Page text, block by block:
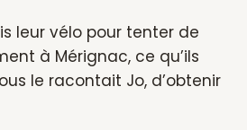
leur vélo pour tenter de
à Mérignac, ce qu’ils
le racontait Jo, d’obtenir